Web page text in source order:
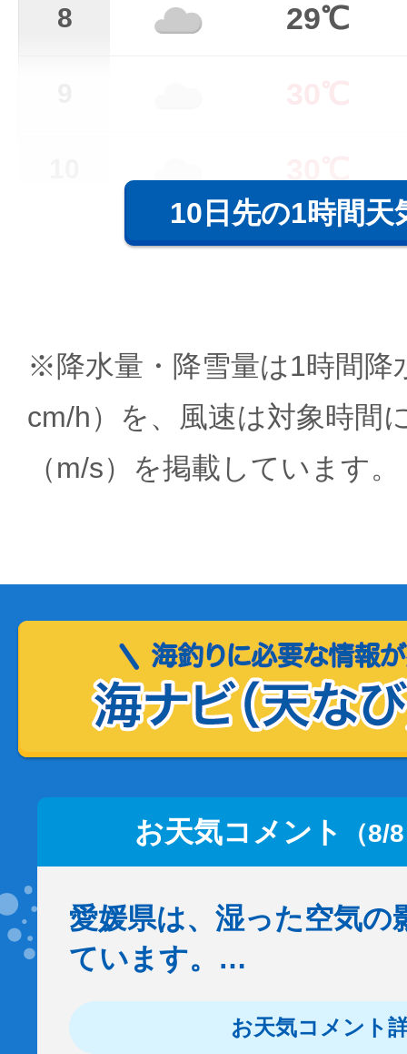
8 29℃
10日先の1時間天
※降水量・降雪量は1時間降
cm/h）を、風速は対象時間
（m/s）を掲載しています。
お天気コメント （8/
愛媛県は、湿った空気の
ています。…
お天気コメント